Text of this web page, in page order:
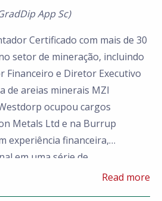
App Sc)
Certificado com mais de 30
setor de mineração, incluindo
Financeiro e Diretor Executivo
de areias minerais MZI
ocupou cargos
Metals Ltd e na Burrup
experiência financeira,
em uma série de
minério de ferro, metaisRead more